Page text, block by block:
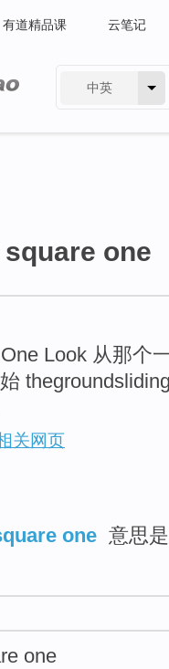
有道精品课 云笔记
中英
one
Look 从那个
关网页
one 意思
one